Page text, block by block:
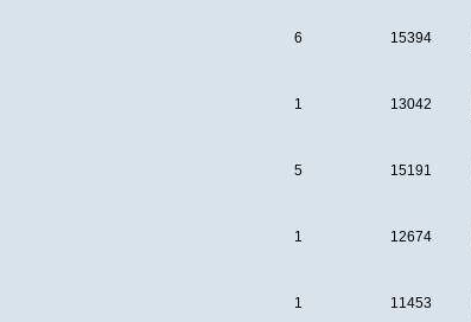
6 15394
1 13042
5 15191
1 12674
1 11453